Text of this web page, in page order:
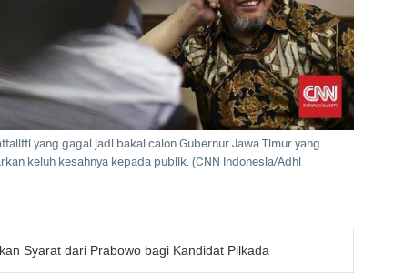
yang gagal jadi bakal calon Gubernur Jawa Timur yang
keluh kesahnya kepada publik. (CNN Indonesia/Adhi
Syarat dari Prabowo bagi Kandidat Pilkada